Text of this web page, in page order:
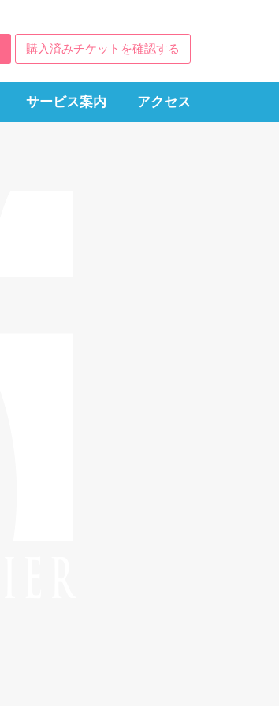
購入済みチケットを確認する
サービス案内 アクセス